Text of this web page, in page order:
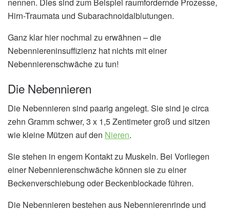
Hirn-Traumata und Subarachnoidalblutungen.
Ganz klar hier nochmal zu erwähnen – die
Nebenniereninsuffizienz hat nichts mit einer
Nebennierenschwäche zu tun!
Die Nebennieren
Die Nebennieren sind paarig angelegt. Sie sind je circa
zehn Gramm schwer, 3 x 1,5 Zentimeter groß und sitzen
wie kleine Mützen auf den Nieren.
Sie stehen in engem Kontakt zu Muskeln. Bei Vorliegen
einer Nebennierenschwäche können sie zu einer
Beckenverschiebung oder Beckenblockade führen.
Die Nebennieren bestehen aus Nebennierenrinde und